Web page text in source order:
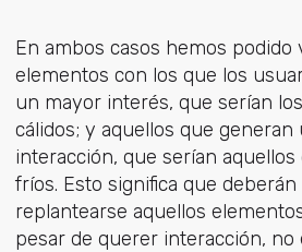
En ambos casos hemos podido
elementos con los que los
un mayor interés, que serían
cálidos; y aquellos que generan
interacción, que serían
fríos. Esto significa que deberán
replantearse aquellos
pesar de querer interacción, no